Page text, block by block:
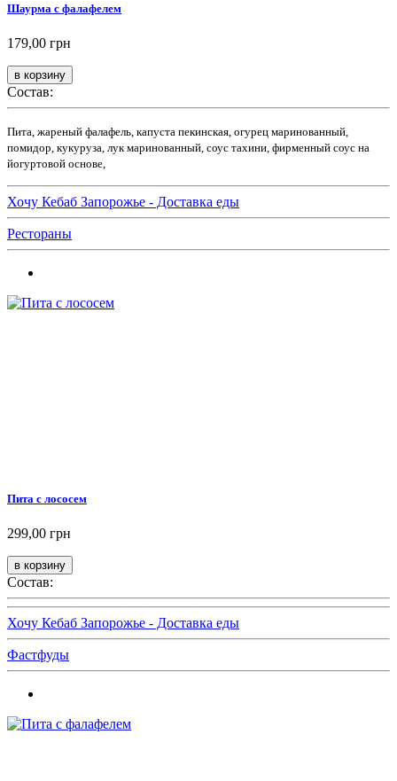
Шаурма с фалафелем
179,00 грн
Состав:
Пита, жареный фалафель, капуста пекинская, огурец маринованный,
помидор, кукуруза, лук маринованный, соус тахини, фирменный соус на
йогуртовой основе,
Хочу Кебаб Запорожье - Доставка еды
Рестораны
Пита с лососем
299,00 грн
Состав:
Хочу Кебаб Запорожье - Доставка еды
Фастфуды